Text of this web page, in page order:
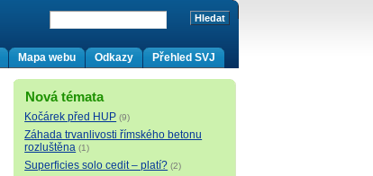
Přehled SVJ
Odkazy
Mapa webu
Nová témata
Kočárek před HUP (9)
Záhada trvanlivosti římského betonu
rozluštěna (1)
Superficies solo cedit – platí? (2)